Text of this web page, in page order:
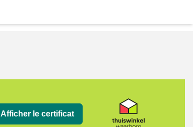
Afficher le certificat